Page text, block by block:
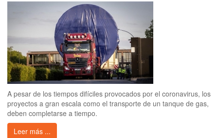
A pesar de los tiempos difíciles provocados por el coronavirus, los
proyectos a gran escala como el transporte de un tanque de gas,
deben completarse a tiempo.
Leer más ...